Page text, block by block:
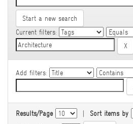
Start a new search
Current filters:
Add filters:
Results/Page | Sort items by